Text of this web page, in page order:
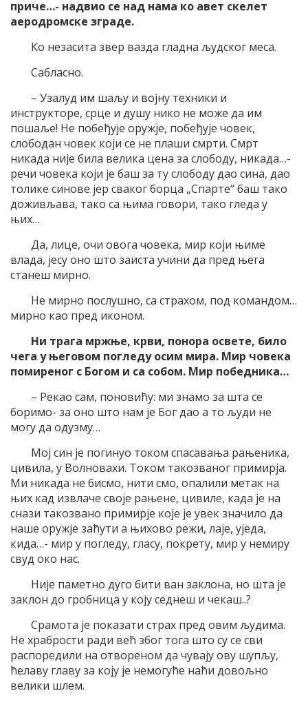
приче…- надвио се над нама ко авет скелет
аеродромске зграде.
Ко незасита звер вазда гладна људског меса.
Сабласно.
– Узалуд им шаљу и војну техники и
инструкторе, срце и душу нико не може да им
пошаље! Не побеђује оружје, побеђује човек,
слободан човек који се не плаши смрти. Смрт
никада није била велика цена за слободу, никада…-
речи човека који је баш за ту слободу дао сина, дао
толике синове јер сваког борца „Спарте“ баш тако
доживљава, тако са њима говори, тако гледа у
њих…
Да, лице, очи овога човека, мир који њиме
влада, јесу оно што заиста учини да пред њега
станеш мирно.
Не мирно послушно, са страхом, под командом…
мирно као пред иконом.
Ни трага мржње, крви, понора освете, било
чега у његовом погледу осим мира. Мир човека
помиреног с Богом и са собом. Мир победника…
– Рекао сам, поновићу: ми знамо за шта се
боримо- за оно што нам је Бог дао а то људи не
могу да одузму…
Мој син је погинуо током спасавања рањеника,
цивила, у Волновахи. Током такозваног примирја.
Ми никада не бисмо, нити смо, опалили метак на
њих кад извлаче своје рањене, цивиле, када је на
снази такозвано примирје које је увек значило да
наше оружје заћути а њихово режи, лаје, уједа,
кида…- мир у погледу, гласу, покрету, мир у немиру
свуд око нас.
Није паметно дуго бити ван заклона, но шта је
заклон до гробница у коју седнеш и чекаш..?
Срамота је показати страх пред овим људима.
Не храбрости ради већ због тога што су се сви
распоредили на отвореном да чувају ову шупљу,
ћелаву главу за коју је немогуће наћи довољно
велики шлем.